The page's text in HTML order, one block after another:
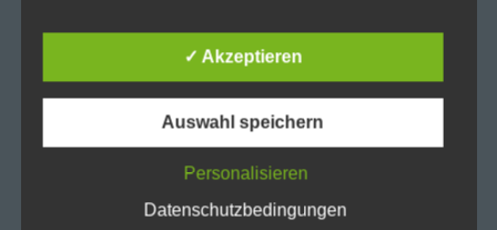
Fax: 0231-50 10 769
eMail: stadt-gymnasium@stadtdo.de
alternativen Wegen, beispielsweise telefonisch, an
uns zu übermitteln.
Begriffsbestimmungen
Die Datenschutzerklärung beruht auf den
Begrifflichkeiten, die durch den Europäischen
der Datenschutz-Grundverordnung (DS-GVO)
✓ Akzeptieren
Auswahl speichern
Personalisieren
Datenschutzbedingungen